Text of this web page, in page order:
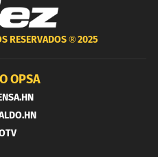
RESERVADOS ®2025
OPSA